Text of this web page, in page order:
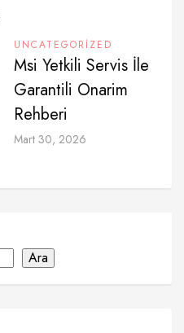
UNCATEGORIZED
Msi Yetkili Servis İle
Garantili Onarim
Rehberi
Mart 30, 2026
Ara